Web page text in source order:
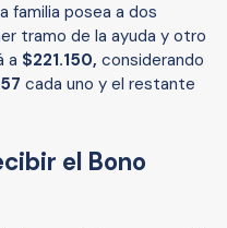
familia posea a dos
tramo de la ayuda y otro
a $221.150, considerando
cada uno y el restante
el Bono